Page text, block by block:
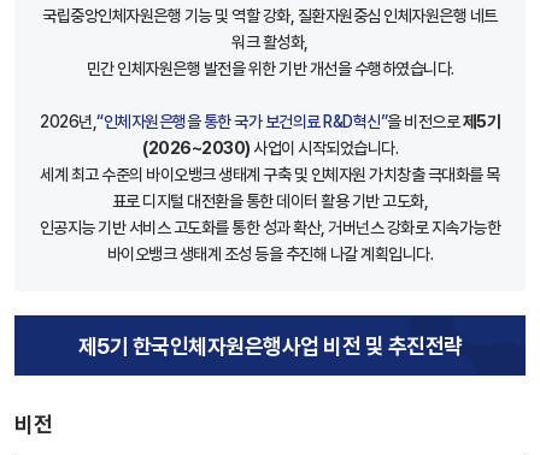
국립중앙인체자원은행 기능 및 역할 강화, 질환자원중심 인체자원은행 네트
워크 활성화,
민간 인체자원은행 발전을 위한 기반 개선을 수행하였습니다.
2026년, “인체자원은행을 통한 국가 보건의료 R&D혁신”을 비전으로제5기
(2026~2030) 사업이 시작되었습니다.
세계 최고 수준의 바이오뱅크 생태계 구축 및 인체자원 가치창출 극대화를 목
표로 디지털 대전환을 통한 데이터 활용 기반 고도화,
인공지능 기반 서비스 고도화를 통한 성과 확산, 거버넌스 강화로 지속가능한
바이오뱅크 생태계 조성 등을 추진해 나갈 계획입니다.
제5기 한국인체자원은행사업 비전 및 추진전략
비전